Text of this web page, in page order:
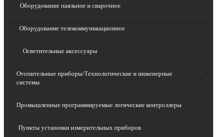
Оборудование паяльное и сварочное
Оборудование телекоммуникационное
Осветительные аксессуары
Отопительные приборы/Технологические и инженерные
системы
Промышленные программируемые логические контроллеры
Пункты установки измерительных приборов